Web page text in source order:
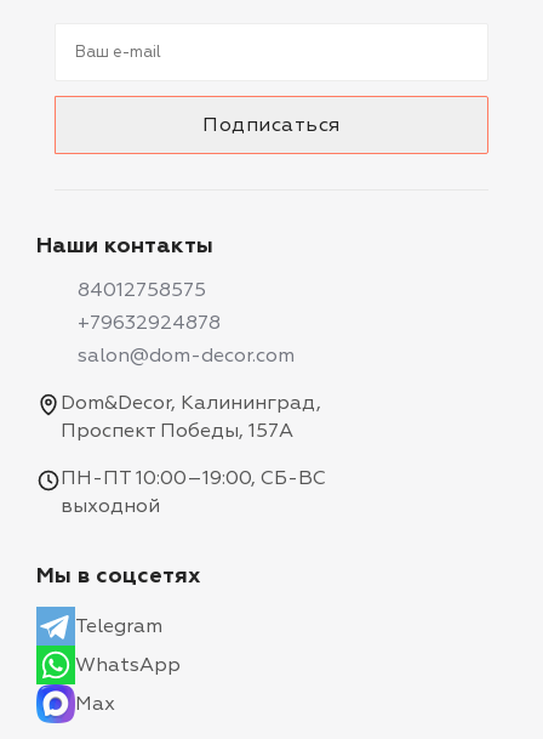
Наши контакты
84012758575
+79632924878
salon@dom-decor.com
Dom&Decor, Калининград,
Проспект Победы, 157А
ПН-ПТ 10:00–19:00, СБ-ВС
выходной
Мы в соцсетях
Telegram
WhatsApp
Max